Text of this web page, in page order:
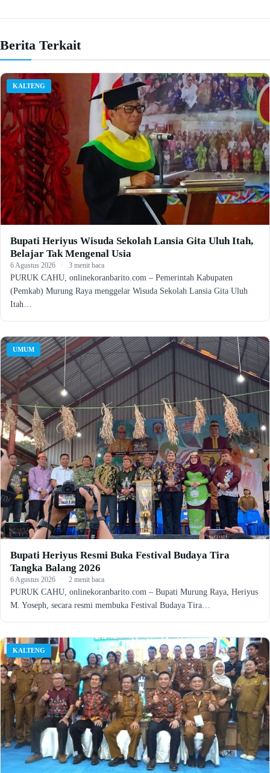
Berita Terkait
KALTENG
Bupati Heriyus Wisuda Sekolah Lansia Gita Uluh Itah,
Belajar Tak Mengenal Usia
6 Agustus 2026 · 3 menit baca
PURUK CAHU, onlinekoranbarito.com – Pemerintah Kabupaten
(Pemkab) Murung Raya menggelar Wisuda Sekolah Lansia Gita Uluh
Itah…
UMUM
Bupati Heriyus Resmi Buka Festival Budaya Tira
Tangka Balang 2026
6 Agustus 2026 · 2 menit baca
PURUK CAHU, onlinekoranbarito.com – Bupati Murung Raya, Heriyus
M. Yoseph, secara resmi membuka Festival Budaya Tira…
KALTENG